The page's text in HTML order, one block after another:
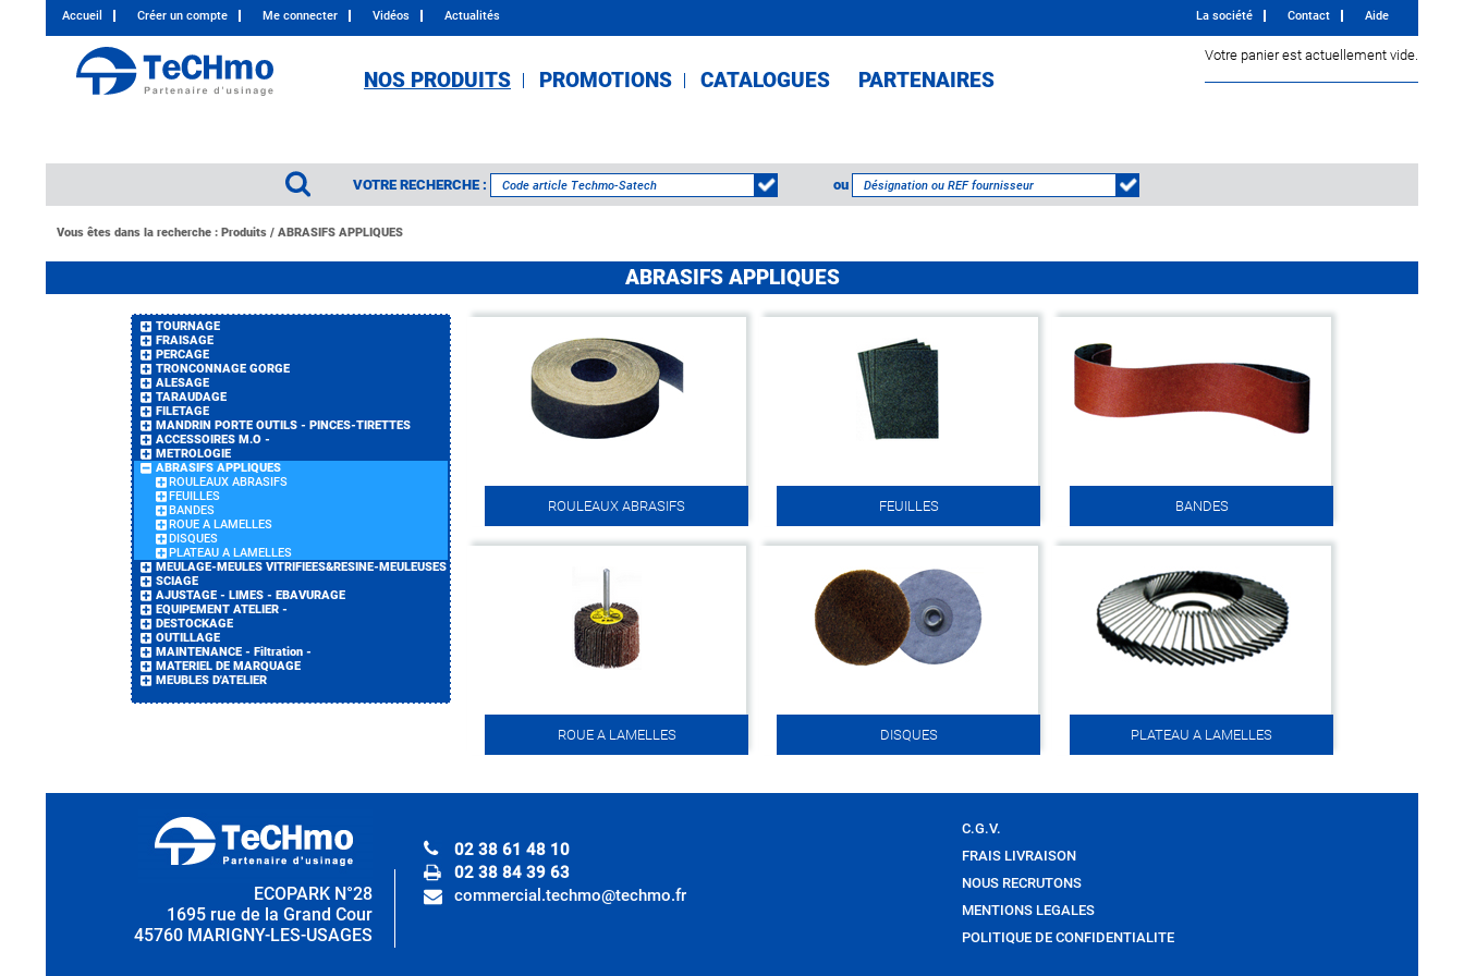
Accueil Créer un compte Me connecter Vidéos Actualités Aide
Contact
La société
NOS PRODUITS PROMOTIONS CATALOGUES PARTENAIRES
Votre panier est actuellement vide.
VOTRE RECHERCHE : ou
Vous êtes dans la recherche : Produits / ABRASIFS APPLIQUES
ABRASIFS APPLIQUES
TOURNAGE
FRAISAGE
PERCAGE
TRONCONNAGE GORGE
ALESAGE
TARAUDAGE
FILETAGE
MANDRIN PORTE OUTILS - PINCES-TIRETTES
ACCESSOIRES M.O -
METROLOGIE
ABRASIFS APPLIQUES
ROULEAUX ABRASIFS
FEUILLES
BANDES
ROUE A LAMELLES
DISQUES
PLATEAU A LAMELLES
MEULAGE-MEULES VITRIFIEES&RESINE-MEULEUSES
SCIAGE
AJUSTAGE - LIMES - EBAVURAGE
EQUIPEMENT ATELIER -
DESTOCKAGE
OUTILLAGE
MAINTENANCE - Filtration -
MATERIEL DE MARQUAGE
MEUBLES D'ATELIER
ROULEAUX ABRASIFS FEUILLES BANDES
ROUE A LAMELLES DISQUES PLATEAU A LAMELLES
ECOPARK N°28
1695 rue de la Grand Cour
45760 MARIGNY-LES-USAGES
02 38 61 48 10
02 38 84 39 63
commercial.techmo@techmo.fr
C.G.V.
FRAIS LIVRAISON
NOUS RECRUTONS
MENTIONS LEGALES
POLITIQUE DE CONFIDENTIALITE